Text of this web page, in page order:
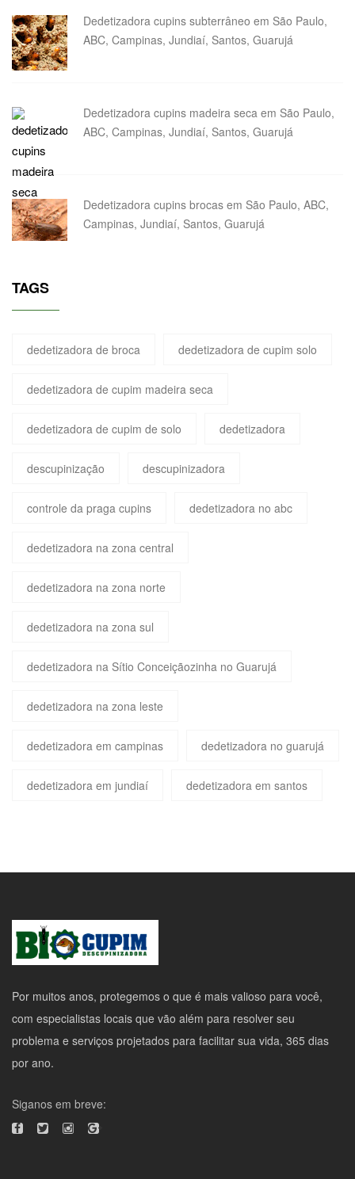
Dedetizadora cupins subterrâneo em São Paulo,
ABC, Campinas, Jundiaí, Santos, Guarujá
Dedetizadora cupins madeira seca em São Paulo,
ABC, Campinas, Jundiaí, Santos, Guarujá
Dedetizadora cupins brocas em São Paulo, ABC,
Campinas, Jundiaí, Santos, Guarujá
TAGS
dedetizadora de broca dedetizadora de cupim solo
dedetizadora de cupim madeira seca
dedetizadora de cupim de solo dedetizadora
descupinização descupinizadora
controle da praga cupins dedetizadora no abc
dedetizadora na zona central
dedetizadora na zona norte
dedetizadora na zona sul
dedetizadora na Sítio Conceiçãozinha no Guarujá
dedetizadora na zona leste
dedetizadora em campinas dedetizadora no guarujá
dedetizadora em jundiaí dedetizadora em santos
Por muitos anos, protegemos o que é mais valioso para você,
com especialistas locais que vão além para resolver seu
problema e serviços projetados para facilitar sua vida, 365 dias
por ano.
Siganos em breve: